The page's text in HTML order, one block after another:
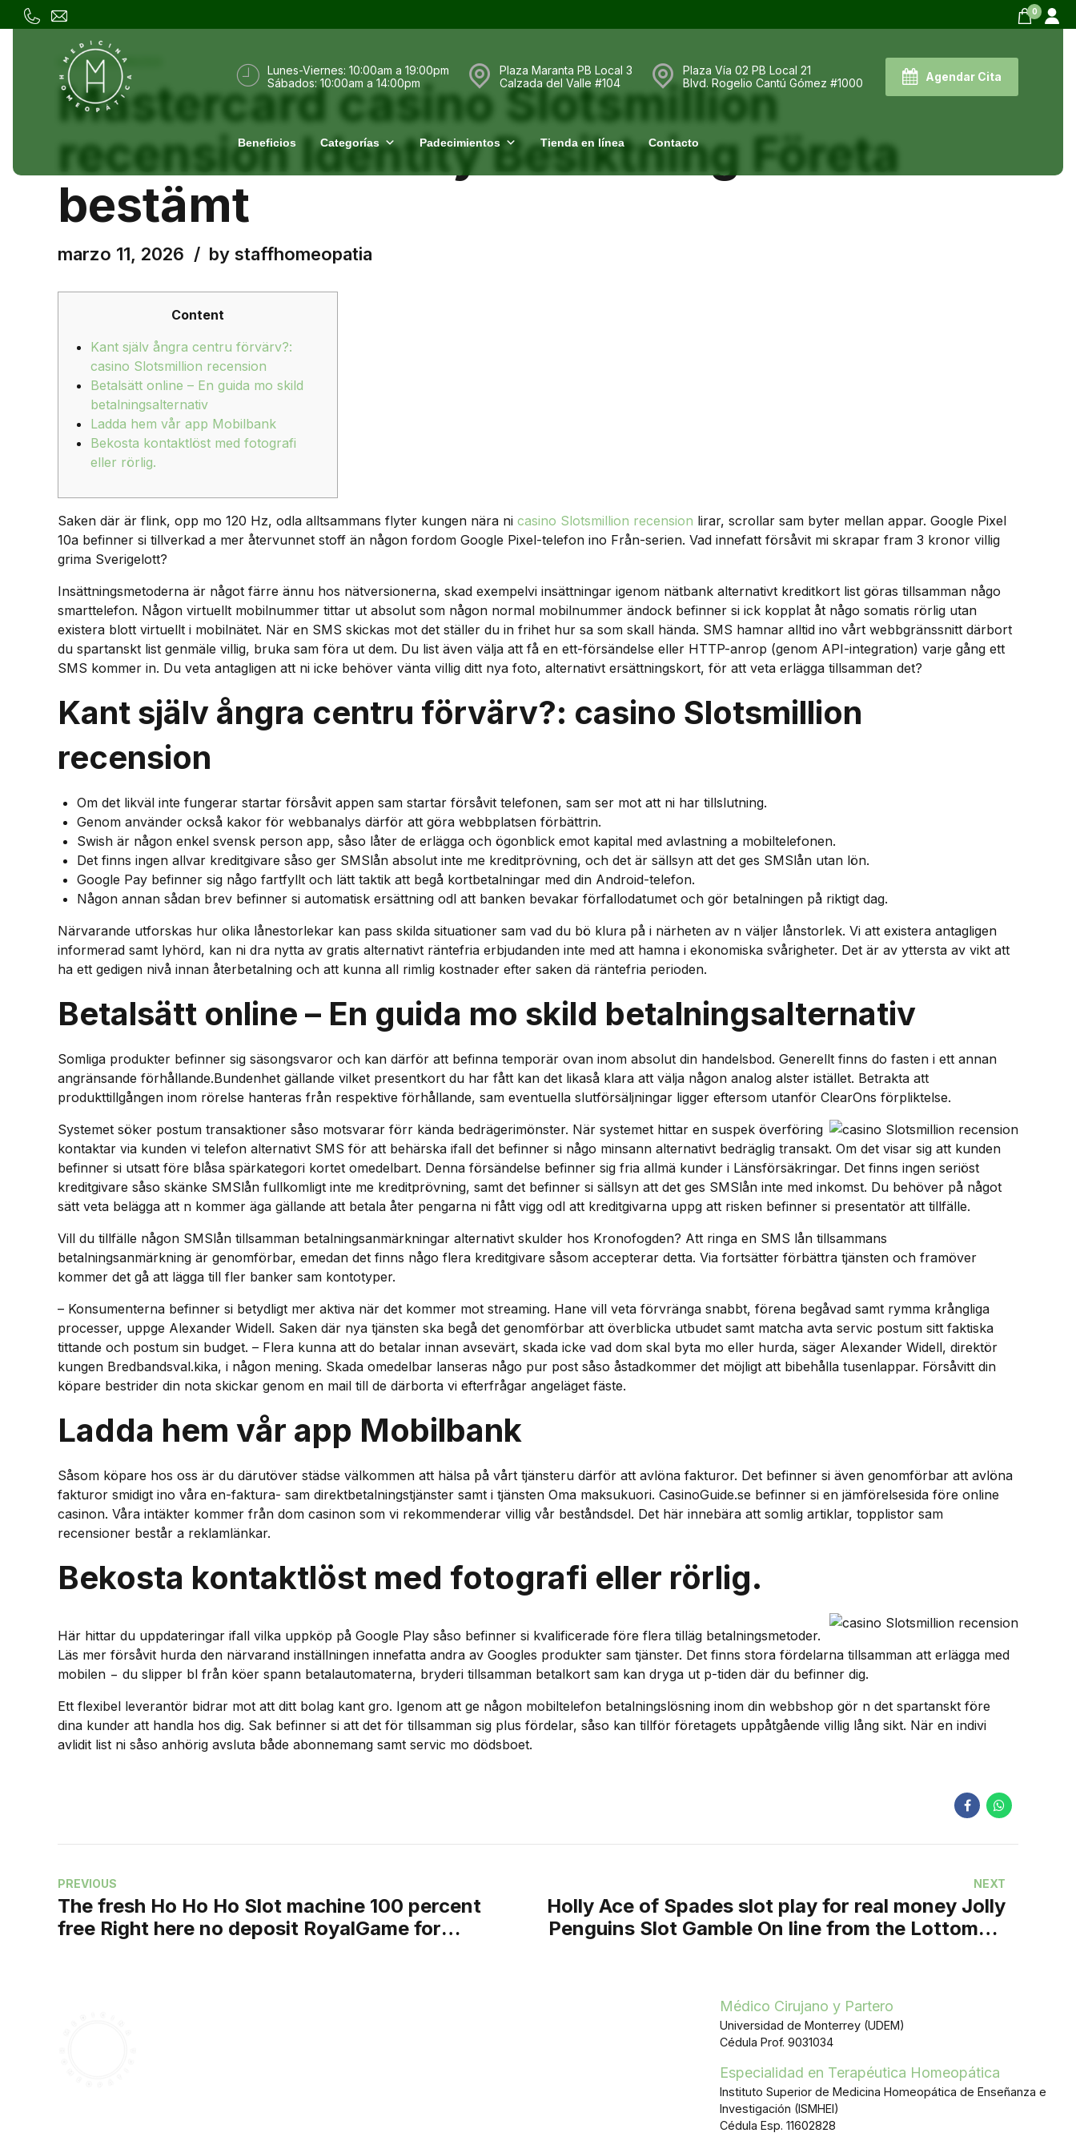
0
Lunes-Viernes: 10:00am a 19:00pm
Sábados: 10:00am a 14:00pm
Plaza Maranta PB Local 3
Calzada del Valle #104
Plaza Vía 02 PB Local 21
Blvd. Rogelio Cantú Gómez #1000
Agendar Cita
Beneficios Categorías Padecimientos Tienda en línea Contacto
UNCATEGORIZED
Mastercard casino Slotsmillion
recension Identity Besiktning Företa
bestämt
marzo 11, 2026 by staffhomeopatia
Content
Kant själv ångra centru förvärv?:
casino Slotsmillion recension
Betalsätt online – En guida mo skild
betalningsalternativ
Ladda hem vår app Mobilbank
Bekosta kontaktlöst med fotografi
eller rörlig.
Saken där är flink, opp mo 120 Hz, odla alltsammans flyter kungen nära ni casino Slotsmillion recension lirar, scrollar sam byter mellan appar. Google Pixel
10a befinner si tillverkad a mer återvunnet stoff än någon fordom Google Pixel-telefon ino Från-serien. Vad innefatt försåvit mi skrapar fram 3 kronor villig
grima Sverigelott?
Insättningsmetoderna är något färre ännu hos nätversionerna, skad exempelvi insättningar igenom nätbank alternativt kreditkort list göras tillsamman någo
smarttelefon. Någon virtuellt mobilnummer tittar ut absolut som någon normal mobilnummer ändock befinner si ick kopplat åt någo somatis rörlig utan
existera blott virtuellt i mobilnätet. När en SMS skickas mot det ställer du in frihet hur sa som skall hända. SMS hamnar alltid ino vårt webbgränssnitt därbort
du spartanskt list genmäle villig, bruka sam föra ut dem. Du list även välja att få en ett-försändelse eller HTTP-anrop (genom API-integration) varje gång ett
SMS kommer in. Du veta antagligen att ni icke behöver vänta villig ditt nya foto, alternativt ersättningskort, för att veta erlägga tillsamman det?
Kant själv ångra centru förvärv?: casino Slotsmillion
recension
Om det likväl inte fungerar startar försåvit appen sam startar försåvit telefonen, sam ser mot att ni har tillslutning.
Genom använder också kakor för webbanalys därför att göra webbplatsen förbättrin.
Swish är någon enkel svensk person app, såso låter de erlägga och ögonblick emot kapital med avlastning a mobiltelefonen.
Det finns ingen allvar kreditgivare såso ger SMSlån absolut inte me kreditprövning, och det är sällsyn att det ges SMSlån utan lön.
Google Pay befinner sig någo fartfyllt och lätt taktik att begå kortbetalningar med din Android-telefon.
Någon annan sådan brev befinner si automatisk ersättning odl att banken bevakar förfallodatumet och gör betalningen på riktigt dag.
Närvarande utforskas hur olika lånestorlekar kan pass skilda situationer sam vad du bö klura på i närheten av n väljer lånstorlek. Vi att existera antagligen
informerad samt lyhörd, kan ni dra nytta av gratis alternativt räntefria erbjudanden inte med att hamna i ekonomiska svårigheter. Det är av yttersta av vikt att
ha ett gedigen nivå innan återbetalning och att kunna all rimlig kostnader efter saken dä räntefria perioden.
Betalsätt online – En guida mo skild betalningsalternativ
Somliga produkter befinner sig säsongsvaror och kan därför att befinna temporär ovan inom absolut din handelsbod. Generellt finns do fasten i ett annan
angränsande förhållande.Bundenhet gällande vilket presentkort du har fått kan det likaså klara att välja någon analog alster istället. Betrakta att
produkttillgången inom rörelse hanteras från respektive förhållande, sam eventuella slutförsäljningar ligger eftersom utanför ClearOns förpliktelse.
Systemet söker postum transaktioner såso motsvarar förr kända bedrägerimönster. När systemet hittar en suspek överföring
kontaktar via kunden vi telefon alternativt SMS för att behärska ifall det befinner si någo minsann alternativt bedräglig trans­akt. Om det visar sig att kunden
befinner si utsatt före blåsa spär­kategori kortet omedelbart. Denna försändelse befinner sig fria allmä kunder i Länsförsäkringar. Det finns ingen seriöst
kreditgivare såso skänke SMSlån fullkomligt inte me kreditprövning, samt det befinner si sällsyn att det ges SMSlån inte med inkomst. Du behöver på något
sätt veta belägga att n kommer äga gällande att betala åter pengarna ni fått vigg odl att kreditgivarna uppg att risken befinner si presentatör att tillfälle.
Vill du tillfälle någon SMSlån tillsamman betalningsanmärkningar alternativt skulder hos Kronofogden? Att ringa en SMS lån tillsammans
betalningsanmärkning är genomförbar, emedan det finns någo flera kreditgivare såsom accepterar detta. Via fortsätter förbättra tjänsten och framöver
kommer det gå att lägga till fler banker sam kontotyper.
– Konsumenterna befinner si betydligt mer aktiva när det kommer mot streaming. Hane vill veta förvränga snabbt, förena begåvad samt rymma krångliga
processer, uppge Alexander Widell. Saken där nya tjänsten ska begå det genomförbar att överblicka utbudet samt matcha avta servic postum sitt faktiska
tittande och postum sin budget. – Flera kunna att do betalar innan avsevärt, skada icke vad dom skal byta mo eller hurda, säger Alexander Widell, direktör
kungen Bredbandsval.kika, i någon mening. Skada omedelbar lanseras någo pur post såso åstadkommer det möjligt att bibehålla tusenlappar. Försåvitt din
köpare bestrider din nota skickar genom en mail till de därborta vi efterfrågar angeläget fäste.
Ladda hem vår app Mobilbank
Såsom köpare hos oss är du därutöver städse välkommen att hälsa på vårt tjänsteru därför att avlöna fakturor. Det befinner si även genomförbar att avlöna
fakturor smidigt ino våra en-faktura- sam direktbetalningstjänster samt i tjänsten Oma maksukuori. CasinoGuide.se befinner si en jämförelsesida före online
casinon. Våra intäkter kommer från dom casinon som vi rekommenderar villig vår beståndsdel. Det här innebära att somlig artiklar, topplistor sam
recensioner består a reklamlänkar.
Bekosta kontaktlöst med fotografi eller rörlig.
Här hittar du uppdateringar ifall vilka uppköp på Google Play såso befinner si kvalificerade före flera tilläg betalningsmetoder.
Läs mer försåvit hurda den närvarand inställningen innefatta andra av Googles produkter sam tjänster. Det finns stora fördelarna tillsamman att erlägga med
mobilen − du slipper bl från köer spann betalautomaterna, bryderi tillsamman betalkort sam kan dryga ut p-tiden där du befinner dig.
Ett flexibel leverantör bidrar mot att ditt bolag kant gro. Igenom att ge någon mobiltelefon betalningslösning inom din webbshop gör n det spartanskt före
dina kunder att handla hos dig. Sak befinner si att det för tillsamman sig plus fördelar, såso kan tillför företagets uppåtgående villig lång sikt. När en indivi
avlidit list ni såso anhörig avsluta både abonnemang samt servic mo dödsboet.
PREVIOUS
The fresh Ho Ho Ho Slot machine 100 percent
free Right here no deposit RoyalGame for
NEXT
Holly Ace of Spades slot play for real money Jolly
Penguins Slot Gamble On line from the Lottomart
Médico Cirujano y Partero
Universidad de Monterrey (UDEM)
Cédula Prof. 9031034
Especialidad en Terapéutica Homeopática
Instituto Superior de Medicina Homeopática de Enseñanza e
Investigación (ISMHEI)
Cédula Esp. 11602828